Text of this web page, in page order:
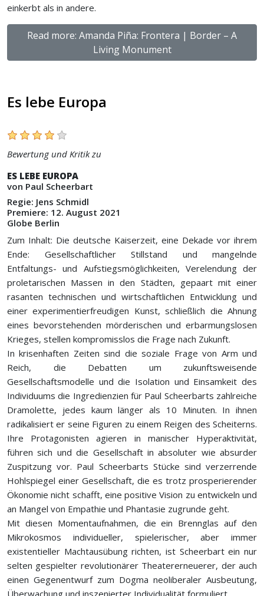
einkerbt als in andere.
Read more: Amanda Piña: Frontera | Border – A
Living Monument
Es lebe Europa
Bewertung und Kritik zu
ES LEBE EUROPA
von Paul Scheerbart
Regie: Jens Schmidl
Premiere: 12. August 2021
Globe Berlin
Zum Inhalt: Die deutsche Kaiserzeit, eine Dekade vor ihrem
Ende: Gesellschaftlicher Stillstand und mangelnde
Entfaltungs- und Aufstiegsmöglichkeiten, Verelendung der
proletarischen Massen in den Städten, gepaart mit einer
rasanten technischen und wirtschaftlichen Entwicklung und
einer experimentierfreudigen Kunst, schließlich die Ahnung
eines bevorstehenden mörderischen und erbarmungslosen
Krieges, stellen kompromisslos die Frage nach Zukunft.
In krisenhaften Zeiten sind die soziale Frage von Arm und
Reich, die Debatten um zukunftsweisende
Gesellschaftsmodelle und die Isolation und Einsamkeit des
Individuums die Ingredienzien für Paul Scheerbarts zahlreiche
Dramolette, jedes kaum länger als 10 Minuten. In ihnen
radikalisiert er seine Figuren zu einem Reigen des Scheiterns.
Ihre Protagonisten agieren in manischer Hyperaktivität,
führen sich und die Gesellschaft in absoluter wie absurder
Zuspitzung vor. Paul Scheerbarts Stücke sind verzerrende
Hohlspiegel einer Gesellschaft, die es trotz prosperierender
Ökonomie nicht schafft, eine positive Vision zu entwickeln und
an Mangel von Empathie und Phantasie zugrunde geht.
Mit diesen Momentaufnahmen, die ein Brennglas auf den
Mikrokosmos individueller, spielerischer, aber immer
existentieller Machtausübung richten, ist Scheerbart ein nur
selten gespielter revolutionärer Theatererneuerer, der auch
einen Gegenentwurf zum Dogma neoliberaler Ausbeutung,
Überwachung und inszenierter Individualität formuliert.